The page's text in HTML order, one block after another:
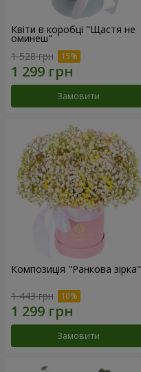
Квіти в коробці "Щастя не
оминеш"
1 528 грн
Замовити
Композиція "Ранкова зірка"
1 443 грн
Замовити